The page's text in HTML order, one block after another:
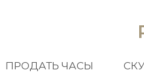
ПРОДАТЬ ЧАСЫ